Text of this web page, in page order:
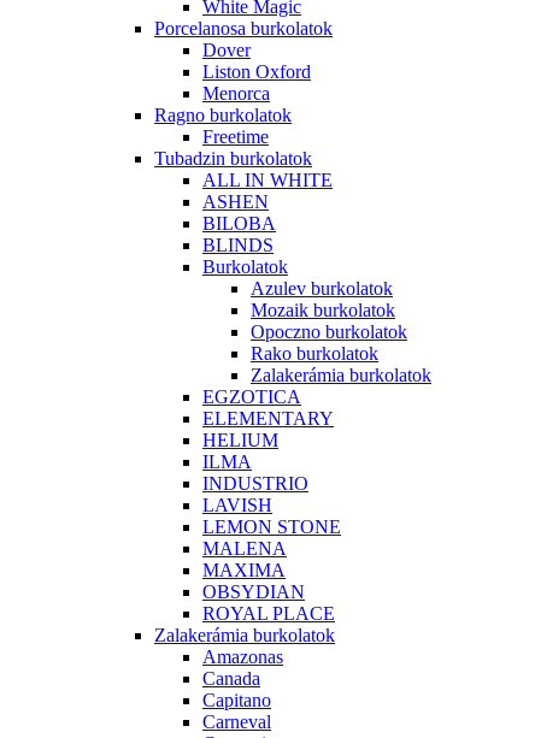
White Magic
Porcelanosa burkolatok
Dover
Liston Oxford
Menorca
Ragno burkolatok
Freetime
Tubadzin burkolatok
ALL IN WHITE
ASHEN
BILOBA
BLINDS
Burkolatok
Azulev burkolatok
Mozaik burkolatok
Opoczno burkolatok
Rako burkolatok
Zalakerámia burkolatok
EGZOTICA
ELEMENTARY
HELIUM
ILMA
INDUSTRIO
LAVISH
LEMON STONE
MALENA
MAXIMA
OBSYDIAN
ROYAL PLACE
Zalakerámia burkolatok
Amazonas
Canada
Capitano
Carneval